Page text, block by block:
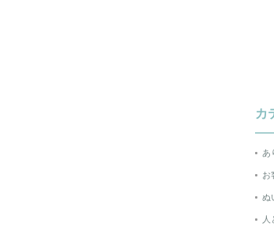
カ
あ
お
ぬ
人